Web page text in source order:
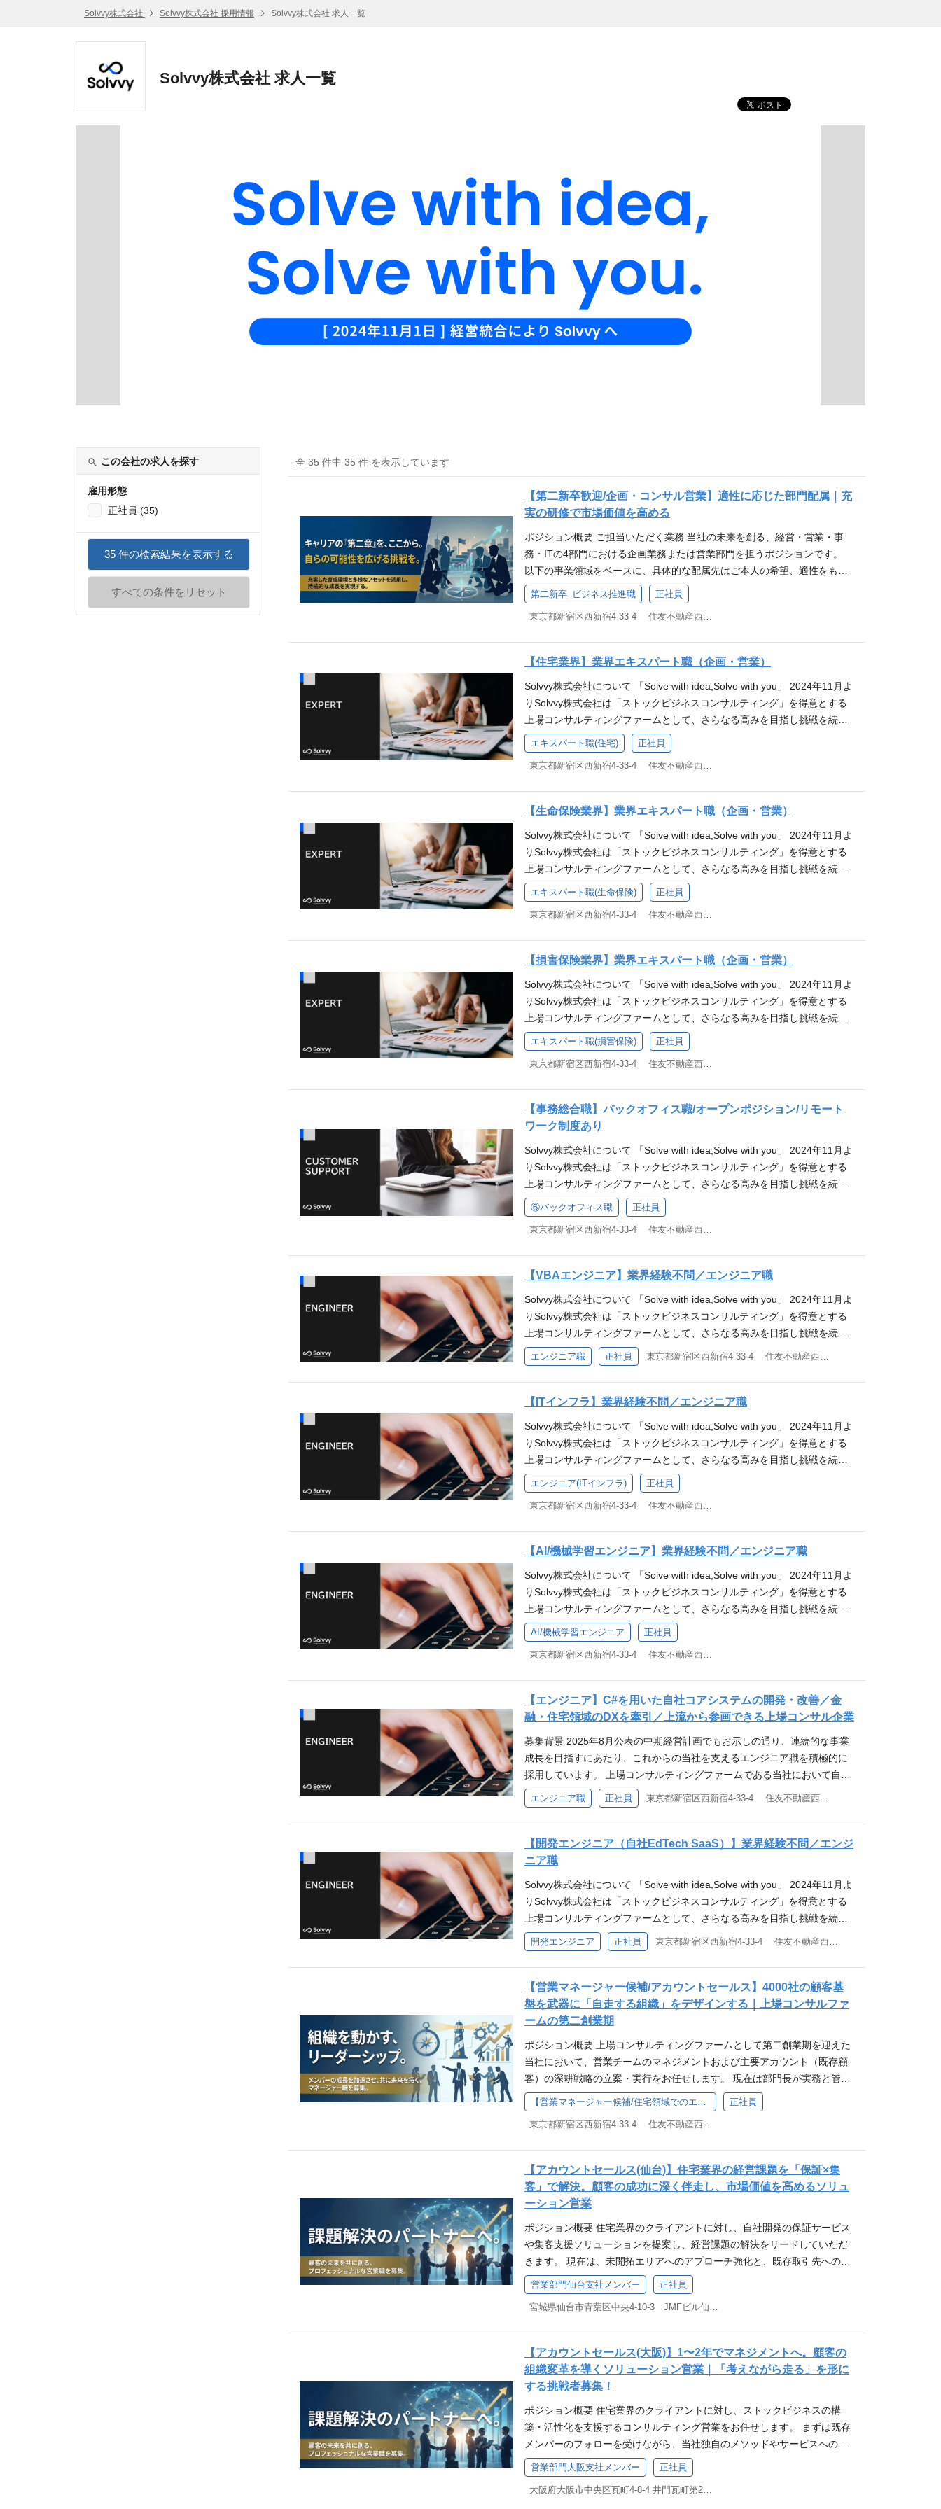
Solvvy株式会社 Solvvy株式会社 採用情報 Solvvy株式会社 求人一覧
Solvvy株式会社 求人一覧
この会社の求人を探す
雇用形態
正社員 (35)
35件の検索結果を表示する
すべての条件をリセット
全 35 件中 35 件 を表示しています
【第二新卒歓迎/企画・コンサル営業】適性に応じた部門配属｜充
実の研修で市場価値を高める
ポジション概要 ご担当いただく業務 当社の未来を創る、経営・営業・事
務・ITの4部門における企画業務または営業部門を担うポジションです。
以下の事業領域をベースに、具体的な配属先はご本人の希望、適性をもと
にご相談のうえで決定させていただきます。 ■経営企画 ・新規事業企画、
Fintechを活用した新規事業開発 ・事業計画策定、広報・IR関連 ・M&A／
アライアンス検討／CVC領域／グループ会社管理 等 ■営業企画 ・市場調
ケティング施策立案／分析 ・営業部門における事業計画策定、戦略立案
等 ■業務企画 ・社内業務効率化の企画／実行（RPA導入、生成系AI活用、
プロセス構築/分析 等） ・オペレーションに対するPDCA管理を通じた運営
／改善提案 等 ■IT企画 ・事業計画と連動したIT戦略の立案／実行 ・既存
データベースの改修を通じた全社ITリソースの最適化 等 ■コンサルティ
ング営業（BtoB） ・お客様のビジネス成長を最前線で支援するポジション
・フィールドセールス・アカウントセールス・インサイドセールス 等 過
去の配属事例 2020年卒 省庁出身：営業企画 2021年卒 証券会社出身：業
務企画 2023年卒 不動産会社出身：コンサルティング営業 2024年卒 大手
メーカー出身：事業推進 2025年卒 コンサルティングファーム出身：商品
リアアップモデル 当社は、祖業である保証サービスを軸に、豊富なサービ
スラインナップを持っています。 そのため、経営・営業・事務・ITなど幅
広い領域における企画・営業業務を通じて、根幹から事業を創造してビジ
ネスを推進する経験を積むことができます。 ※最初は先輩社員のサポート
保証サービス特有の「前受収益」を活用したビジネススキームにより、常
に潤沢なキャッシュフローを確保しています。 これらの資金を内部留保に
のが当社のカルチャーです。 この安定した経営基盤があるからこそ、守り
に入ることなく、新しいビジネス開発に大胆に投資を続けることが可能で
す。 大企業でもスタートアップ企業でも味わえない、Solvvyならではの
「サービスの企画・開発」そのものにリソースを集中できる環境で、存分
に挑戦してください。 ③専用のオンボーディングプログラム 当社では座学
す。 入社後はメインプロダクトである「保証ビジネスの理解」、および
「当社独自のコンサルティングビジネスの基礎」を実践的に学ぶ特別プロ
グラムからスタート。論理的思考、データ分析、資料作成など、一生モノ
や志向に合わせてカスタマイズした研修も用意しており、ビジネスパーソ
ンとしての視座を一気に引き上げます。 例） ・経営層へのプレゼンおよび
直接フィードバック ・社内業務の改善プロジェクトへの参画 ・コンサルテ
ィングビジネスの実践型トレーニング 等 その後、オンボーディングプロ
グラムの結果にて適性を判断し、本人意向も踏まえた本配属を行います。
できる行動力 ・論理的思考力と、社内外の関係者を巻き込むコミュニケー
ション能力 WANT ・第二新卒の方、または職務経験が5年未満の方（ポテ
ンシャル重視のため、企画・営業経験は問いません） ・プレゼンテーショ
ン能力／ビジネストレンドに対する、高い感度と洞察力／提案力 このよう
な方におすすめです ・未経験から企画職・コンサルタントへのキャリアチ
の柔軟性がある方 ・高度な経営課題に取り組む志、挑戦意欲のある方 ・優
住宅業界・保険関連・自社サービスなど、幅広い知識を意欲的に学べる方
・当社の指針「まだ世界になかった答えを、ともに」に共感いただける方
Solvvy株式会社について 「Solve with idea,Solve with you」 Solvvy株式会
社は、アフターサービス領域からクライアントのビジネスを支援する「ス
トックビジネスコンサルティング」という独自の領域を強みとし、住宅業
界を中心に、のべ4000社を超えるクライアントの課題解決を支援してきた
上場コンサルティングファームです。 クライアントが持つアイデアやリソ
ースだけでは対応できない様々な課題に対し、当社は自社開発のサービ
提案します。 なぜ「共創パートナー」と呼ばれるのか Solvvyのパーパスは
ンサルティングでもなく、業務を代行するだけのコンサルティングでもな
い、ロジカルな思考と同時に「人間味」を大切にし、「本気で伴走し、共
に成長する」、そのような思いを言語化したものです。 2024年11月の経
営統合により、私たちは第二創業期ともいえる変化の真っただ中にいま
超の顧客基盤という強力なアセットを持ちながらも、組織も事業もまだま
だ発展途上です。 成長を続けるビジネスフィールドで、自らの可能性を最
大限に活かしたい方、会社の成長と自分自身の成長をリンクさせ、未来を
「共創」したい方、ぜひ一緒に働きましょう！ Solvvy株式会社HP：https://
第二新卒_ビジネス推進職 正社員
【住宅業界】業界エキスパート職（企画・営業）
Solvvy株式会社について 「Solve with idea,Solve with you」 2024年11月よ
りSolvvy株式会社は「ストックビジネスコンサルティング」を得意とする
上場コンサルティングファームとして、さらなる高みを目指し挑戦を続け
ています。 国内マーケットの縮小や、顧客ニーズの多様化を踏まえ、フ
ロー型ビジネスからストック型ビジネスへの転換が企業戦略のトレンドと
なる中、アフターサービスを基点とした「ストックビジネスコンサルティ
ーやデベロッパーから中小工務店に至るまで、先進的な取組事例を有して
おり、のべ4000社超のご支援実績がございます。 クライアントが持つ
アイデアやリソースだけでは対応できない様々な課題に対し、当社は自社
開発のサービス・ソリューションを中心とした独自のメソッドで新たな課
題解決の形を提案します。 様々な課題に対応する豊富なアイデアで、と
もに考え、ともに解決することが私たちの使命であり、アイデンティティ
です。上から目線のコンサルティングでもなく、ビジネスライクな下請け
でもない。共創パートナーとして、喜怒哀楽をともにする存在でありたい
と考えています。 Solvvyの提供するソリューション 「SAaaSメソッド」
「SAaaS（Smart Assurance as a Service）」は、企業におけるストック
ッドです。 Assurance（保証） ‐ 製品（モノ）だけでなく、サービス/ビジ
ネス（コト）まで保証の提供範囲・手法を拡張し、制度を構築します。 Di
gital Marketing（デジタルマーケティング） ‐ 顧客データベースの構築と徹
底した鮮度向上により1to1マーケティングを実現します。 System Integrati
ビジネス遂行に欠かせない各種業務運営についてリアルとデジタルの両面
からサポートします。 Embedded Finance（組込型金融） ‐ ポイント/電子
マネー発行、クレジット機能提供などの最先端のエンベデットファイナン
住宅業界を中心にストックビジネス創出に必要な仕組化、顧客アプローチ
を通じた活性化および収益化を支援しています。 募集背景 2025年8月公表
の中期経営計画でもお示しの通り、連続的な事業成長を目指すにあたり、
住宅業界における豊富な経験、高い知見、ノウハウ、スキルをお持ちの人
材を募集します。 ■Solvvyについて：https://solvvy.co.jp ■採用サイト：http
s.net/doc/7320/tdnet/2675656/00.pdf 仕事内容 具体的な配属先はご本人の
希望、適性をもとにご相談のうえで決定させていただきます。 ■住宅リフ
提案、アレンジメント ・検査の結果をふまえたリフォーム提案、修繕に関
する営業業務 ・設備の保証対象内案件の、協力会社手配、調整 等 ■住宅
検査領域 ・住宅検査業務に関する各種オペレーション実施、協力会社・検
査員との調整 等 ■品質管理領域 ・住宅点検に関する品質保持・向上 –検
WANT ・調整力や折衝力のある方（日程調整や案件毎の進捗管理が必要で
あるため） ・優れたコミュニケーションスキルとチームワーク ・主体性を
もって仕事に取り組み、知識を吸収する意欲のある方 ・リフォームやリノ
ベーションに関する知識、経験 ・建築士、施工管理技士の資格を持つ方 ・
保険業界で事故対応や査定業務、アジャスター経験のある方
エキスパート職(住宅) 正社員
【生命保険業界】業界エキスパート職（企画・営業）
Solvvy株式会社について 「Solve with idea,Solve with you」 2024年11月よ
りSolvvy株式会社は「ストックビジネスコンサルティング」を得意とする
上場コンサルティングファームとして、さらなる高みを目指し挑戦を続け
ています。 国内マーケットの縮小や、顧客ニーズの多様化を踏まえ、フロ
ー型ビジネスからストック型ビジネスへの転換が企業戦略のトレンドとな
る中、アフターサービスを基点とした「ストックビジネスコンサルティン
デベロッパーから中小工務店に至るまで、先進的な取組事例を有してお
り、のべ4000社超のご支援実績がございます。 クライアントが持つアイデ
アやリソースだけでは対応できない様々な課題に対し、当社は自社開発の
サービス・ソリューションを中心とした独自のメソッドで新たな課題解決
の形を提案します。 様々な課題に対応する豊富なアイデアで、ともに考
え、ともに解決することが私たちの使命であり、アイデンティティです。
上から目線のコンサルティングでもなく、ビジネスライクな下請けでもな
い。共創パートナーとして、喜怒哀楽をともにする存在でありたいと考え
ています。 Solvvyの提供するソリューション 「SAaaSメソッド」 仕事内
容「SAaaS（Smart Assurance as a Service）」は、企業におけるストッ
クビジネスの成長を包括的にサポートするために進化したSolvvy独自のメ
ジネス（コト）まで保証の提供範囲・手法を拡張し、制度を構築します。
Digital Marketing（デジタルマーケティング） ‐ 顧客データベースの構築と
徹底した鮮度向上により1to1マーケティングを実現します。 System Integr
ation（システム開発） ‐ 既存システム改修から最先端技術開発まであらゆ
からサポートします。 Embedded Finance（組込型金融） ‐ ポイント/電子
マネー発行、クレジット機能提供などの最先端のエンベデットファイナン
住宅業界を中心にストックビジネス創出に必要な仕組化、顧客アプローチ
を通じた活性化および収益化を支援しています。 募集背景 2025年8月公表
の中期経営計画でもお示しの通り、連続的な事業成長を目指すにあたり、
生命保険業界における豊富な経験、高い知見、ノウハウ、スキルをお持ち
eir-parts.net/doc/7320/tdnet/2675656/00.pdf 仕事内容 具体的な配属先はご
本人の希望、適性をもとにご相談のうえで決定させていただきます。 ■セ
ールス領域 ・クライアントへの課題ヒアリング ・商談資料作成（powerpo
int/googleスライド等を使用） ・新規クライアント商談（当社の各種ソリ
ューションを組み合わせた提案） ・先方担当者/決裁者/経営層との継続し
たコミュニケーションによる関係構築 ・増収増益に向けたアップセル、ク
ロスセル提案 ・成功事例の収集/展開、プロダクトへのフィードバック 等
応募要件 MUST ・基本的なPCスキル(word/excel/powerpoint) ・5年以上の
生命保険に関する業務経験 WANT ・エンタープライズ領域における営業経
験者 ・論理的思考、定量的思考、分析的思考に加え、思考の柔軟性がある
方 ・高度な経営課題に取り組む志、挑戦意欲 ・優れたコミュニケーション
スキルとチームワーク
エキスパート職(生命保険) 正社員
【損害保険業界】業界エキスパート職（企画・営業）
Solvvy株式会社について 「Solve with idea,Solve with you」 2024年11月よ
りSolvvy株式会社は「ストックビジネスコンサルティング」を得意とする
上場コンサルティングファームとして、さらなる高みを目指し挑戦を続け
ています。 国内マーケットの縮小や、顧客ニーズの多様化を踏まえ、フロ
ー型ビジネスからストック型ビジネスへの転換が企業戦略のトレンドとな
る中、アフターサービスを基点とした「ストックビジネスコンサルティン
デベロッパーから中小工務店に至るまで、先進的な取組事例を有してお
り、のべ4000社超のご支援実績がございます。 クライアントが持つアイデ
アやリソースだけでは対応できない様々な課題に対し、当社は自社開発の
サービス・ソリューションを中心とした独自のメソッドで新たな課題解決
の形を提案します。 様々な課題に対応する豊富なアイデアで、ともに考
え、ともに解決することが私たちの使命であり、アイデンティティです。
上から目線のコンサルティングでもなく、ビジネスライクな下請けでもな
い。共創パートナーとして、喜怒哀楽をともにする存在でありたいと考え
ています。 Solvvyの提供するソリューション 「SAaaSメソッド」 仕事内
容「SAaaS（Smart Assurance as a Service）」は、企業におけるストッ
クビジネスの成長を包括的にサポートするために進化したSolvvy独自のメ
ジネス（コト）まで保証の提供範囲・手法を拡張し、制度を構築します。
Digital Marketing（デジタルマーケティング） ‐ 顧客データベースの構築と
徹底した鮮度向上により1to1マーケティングを実現します。 System Integr
ation（システム開発） ‐ 既存システム改修から最先端技術開発まであらゆ
からサポートします。 Embedded Finance（組込型金融） ‐ ポイント/電子
マネー発行、クレジット機能提供などの最先端のエンベデットファイナン
スを提供します。 保証をはじめとした各種ソリューションを組み合わせ、
住宅業界を中心にストックビジネス創出に必要な仕組化、顧客アプローチ
を通じた活性化および収益化を支援しています。 募集背景 2025年8月公表
の中期経営計画でもお示しの通り、連続的な事業成長を目指すにあたり、
損害保険業界における豊富な経験、高い知見、ノウハウ、スキルをお持ち
eir-parts.net/doc/7320/tdnet/2675656/00.pdf 仕事内容 具体的な配属先はご
本人の希望、適性をもとにご相談のうえで決定させていただきます。 ■セ
ールス領域 ・クライアントへの課題ヒアリング ・商談資料作成（powerpo
int/googleスライド等を使用） ・新規クライアント商談（当社の各種ソリ
ューションを組み合わせた提案） ・先方担当者/決裁者/経営層との継続し
たコミュニケーションによる関係構築 ・増収増益に向けたアップセル、ク
ロスセル提案 ・成功事例の収集/展開、プロダクトへのフィードバック 等
応募要件 MUST ・基本的なPCスキル(word/excel/powerpoint) ・5年以上の
損害保険に関する業務経験 WANT ・エンタープライズ領域における営業経
験者 ・論理的思考、定量的思考、分析的思考に加え、思考の柔軟性がある
方 ・高度な経営課題に取り組む志、挑戦意欲 ・優れたコミュニケーション
スキルとチームワーク
エキスパート職(損害保険) 正社員
【事務総合職】バックオフィス職/オープンポジション/リモート
ワーク制度あり
Solvvy株式会社について 「Solve with idea,Solve with you」 2024年11月よ
りSolvvy株式会社は「ストックビジネスコンサルティング」を得意とする
上場コンサルティングファームとして、さらなる高みを目指し挑戦を続け
ています。 国内マーケットの縮小や、顧客ニーズの多様化を踏まえ、フ
ロー型ビジネスからストック型ビジネスへの転換が企業戦略のトレンドと
なる中、アフターサービスを基点とした「ストックビジネスコンサルティ
ーやデベロッパーから中小工務店に至るまで、先進的な取組事例を有して
おり、のべ4000社超のご支援実績がございます。 クライアントが持つ
アイデアやリソースだけでは対応できない様々な課題に対し、当社は自社
開発のサービス・ソリューションを中心とした独自のメソッドで新たな課
題解決の形を提案します。 様々な課題に対応する豊富なアイデアで、と
もに考え、ともに解決することが私たちの使命であり、アイデンティティ
です。上から目線のコンサルティングでもなく、ビジネスライクな下請け
でもない。共創パートナーとして、喜怒哀楽をともにする存在でありたい
と考えています。 Solvvyの提供するソリューション 「SAaaSメソッド」
「SAaaS（Smart Assurance as a Service）」は、企業におけるストック
ビジネスの成長を包括的にサポートするために進化したSolvvy独自のメソ
ッドです。 Assurance（保証） ‐ 製品（モノ）だけでなく、サービス/ビジ
gital Marketing（デジタルマーケティング） ‐ 顧客データベースの構築と徹
底した鮮度向上により1to1マーケティングを実現します。 System Integrati
ビジネス遂行に欠かせない各種業務運営についてリアルとデジタルの両面
からサポートします。 Embedded Finance（組込型金融） ‐ ポイント/電子
マネー発行、クレジット機能提供などの最先端のエンベデットファイナン
スを提供します。 保証をはじめとした各種ソリューションを組み合わせ、
住宅業界を中心にストックビジネス創出に必要な仕組化、顧客アプローチ
を通じた活性化および収益化を支援しています。 募集背景 2025年8月公表
の中期経営計画でもお示しの通り、連続的な事業成長を目指すにあたり、
o.jp/ ■新たな中期経営計画について：https://ssl4.eir-parts.net/doc/7320/tdn
et/2675656/00.pdf 仕事内容 具体的な配属先はご本人の希望、適性をもと
にご相談のうえで決定させていただきます。 一部ポジションにおいては在
宅勤務が可能です。 ■一般事務 ・書類整理、ファイリング、伝票処理、デ
ータ入力、電話受付 ・業務改善、マニュアル作成 ・各種システムへの登録
や変更作業 等 ■営業事務 ・営業サポート全般、書類作成、資料送付、請
求書発行/送付 ・お客様の問い合わせ対応（電話/メール） ・実績集計業
務、データ抽出・加工 等 ■カスタマーサポート、物流管理 ・オーダー管
理、在庫管理、手配業務、問い合わせ対応 ・顧客要望に対するアレンジメ
ント、調整 ・日程調整、案件管理、カスタマーサポート 応募要件 MUST
3年以上） ・事務経験もしくは法人顧客の対応経験 WANT ・コミュニケー
ション能力のある方 ・チームワークを大切にできる方 ・学ぶ意欲や成長意
欲が高い方
⑥バックオフィス職 正社員
【VBAエンジニア】業界経験不問／エンジニア職
Solvvy株式会社について 「Solve with idea,Solve with you」 2024年11月よ
りSolvvy株式会社は「ストックビジネスコンサルティング」を得意とする
上場コンサルティングファームとして、さらなる高みを目指し挑戦を続け
ています。 国内マーケットの縮小や、顧客ニーズの多様化を踏まえ、フ
ロー型ビジネスからストック型ビジネスへの転換が企業戦略のトレンドと
なる中、アフターサービスを基点とした「ストックビジネスコンサルティ
ング」が当社の強みです。 特に住宅業界においては、大手ハウスメーカ
おり、のべ4000社超のご支援実績がございます。 クライアントが持つ
アイデアやリソースだけでは対応できない様々な課題に対し、当社は自社
開発のサービス・ソリューションを中心とした独自のメソッドで新たな課
題解決の形を提案します。 様々な課題に対応する豊富なアイデアで、と
もに考え、ともに解決することが私たちの使命であり、アイデンティティ
でもない。共創パートナーとして、喜怒哀楽をともにする存在でありたい
と考えています。 Solvvyの提供するソリューション 「SAaaSメソッド」
「SAaaS（Smart Assurance as a Service）」は、企業におけるストック
ビジネスの成長を包括的にサポートするために進化したSolvvy独自のメソ
ッドです。 Assurance（保証） ‐ 製品（モノ）だけでなく、サービス/ビジ
gital Marketing（デジタルマーケティング） ‐ 顧客データベースの構築と徹
底した鮮度向上により1to1マーケティングを実現します。 System Integrati
ビジネス遂行に欠かせない各種業務運営についてリアルとデジタルの両面
からサポートします。 Embedded Finance（組込型金融） ‐ ポイント/電子
マネー発行、クレジット機能提供などの最先端のエンベデットファイナン
スを提供します。 保証をはじめとした各種ソリューションを組み合わせ、
住宅業界を中心にストックビジネス創出に必要な仕組化、顧客アプローチ
を通じた活性化および収益化を支援しています。 募集背景 2025年8月公表
の中期経営計画でもお示しの通り、連続的な事業成長を目指すにあたり、
vvyについて：https://solvvy.co.jp ■採用サイト：https://recruit.solvvy.co.jp/
■新たな中期経営計画について：https://ssl4.eir-parts.net/doc/7320/tdnet/2
相談のうえで決定させていただきます。 ■VBAエンジニア（マネジメン
ト） ・AccessVBAシステムの開発を主体としたチームマネジメント ・SQ
Lのチューニングや自社基幹システムの保守運用・改修 ・システム開発、
データクレンジング、ヘルプデスク対応（インフラ以外） ・DXによる業務
効率化を見据えた機能追加、システムプロジェクト 応募要件 MUST ■VBA
エンジニア（マネジメント・マネジメント候補） ・チームマネージメント
経験（１年以上）またはマネージメント未経験だが興味がある ・何かしら
のプログラムの修正・改善経験（コーディング経験１年以上） ・データベ
ース利用経験（１年以上） ・バージョン管理の利用経験（Git、SVNなど）
WANT ・AccessVBA、MicrosftAzure、SQLServerの利用経験 人物像 ・プ
ログラミングが好きな方 ・自律的にタスクを推進できる方 ・環境の変化に
対して楽しみながら適応できる方 ・わからないことを自身で解決策を考
ムや事業に貢献したいという強い成長意欲のある方 ・正しく要件を理解す
るためのユーザー折衝に興味がある方 ・自ら手を動かすことが好きな方
エンジニア職 正社員
【ITインフラ】業界経験不問／エンジニア職
Solvvy株式会社について 「Solve with idea,Solve with you」 2024年11月よ
りSolvvy株式会社は「ストックビジネスコンサルティング」を得意とする
上場コンサルティングファームとして、さらなる高みを目指し挑戦を続け
ています。 国内マーケットの縮小や、顧客ニーズの多様化を踏まえ、フロ
ー型ビジネスからストック型ビジネスへの転換が企業戦略のトレンドとな
る中、アフターサービスを基点とした「ストックビジネスコンサルティン
デベロッパーから中小工務店に至るまで、先進的な取組事例を有してお
り、のべ4000社超のご支援実績がございます。 クライアントが持つアイデ
アやリソースだけでは対応できない様々な課題に対し、当社は自社開発の
サービス・ソリューションを中心とした独自のメソッドで新たな課題解決
の形を提案します。 様々な課題に対応する豊富なアイデアで、ともに考
え、ともに解決することが私たちの使命であり、アイデンティティです。
上から目線のコンサルティングでもなく、ビジネスライクな下請けでもな
い。共創パートナーとして、喜怒哀楽をともにする存在でありたいと考え
ています。 Solvvyの提供するソリューション 「SAaaSメソッド」 「SAaa
S（Smart Assurance as a Service）」は、企業におけるストックビジネス
の成長を包括的にサポートするために進化したSolvvy独自のメソッドで
（コト）まで保証の提供範囲・手法を拡張し、制度を構築します。 Digital
Marketing（デジタルマーケティング） ‐ 顧客データベースの構築と徹底し
た鮮度向上により1to1マーケティングを実現します。 System Integration
（システム開発） ‐ 既存システム改修から最先端技術開発まであらゆるシ
らサポートします。 Embedded Finance（組込型金融） ‐ ポイント/電子マ
ネー発行、クレジット機能提供などの最先端のエンベデットファイナンス
を提供します。 保証をはじめとした各種ソリューションを組み合わせ、住
宅業界を中心にストックビジネス創出に必要な仕組化、顧客アプローチを
通じた活性化および収益化を支援しています。 募集背景 2024年8月公表の
中期経営計画でもお示しの通り、連続的な事業成長を目指すにあたり、こ
れからの当社を担ってくれる方を積極的に採用していきます。 ■Solvvyに
な中期経営計画について：https://ssl4.eir-parts.net/doc/7320/tdnet/267565
6/00.pdf 仕事内容 業務詳細 ・各種システム、アカウントの設定/管理 ・社
内要望に対するシステムやサービスの選定/提案(資料作成) ・ベンダーコン
内ネットワークの構築/保守/トラブル対応 ・ヘルプデスクサポート ・キッ
ティング(PC,スマホ/タブレット等)サポートおよび台帳管理 ・インフラ業
務効率化の検討/実施 など 当社の社内インフラの仕事の魅力 ・事業会社で
自社インフラに関する幅広い経験を積むことができる （特定領域に特化す
るのではなく、インフラエンジニアのゼネラリスト） ・スピード感のある
環境で様々なプロジェクトを立ち上げられる ・業績堅調な上場企業で安定
して長期で働くことができる 応募要件 MUST ・なんらかのシステム管
理・システム機器管理業務に携わったことのある方 WANT ・下記のシステ
ム概要にあるシステムやアプリケーションに関する知識や資格の保有 └
Google Workspace └ Microsoft Azure ・音声系システム（PBXやモ
チームマネジメントの経験 歓迎スキル、経験 ・インフラリテラシーのない
方と目線をあわせてコミュニケーションをとることが好きな方 （ポイント
をおさえて、平易な言葉で端的に意思疎通できる方） ・環境の変化に対し
てアジャイル的な動きで改善することが好きな方 ・一般的な社内インフラ
エンジニア(ITインフラ) 正社員
【AI/機械学習エンジニア】業界経験不問／エンジニア職
Solvvy株式会社について 「Solve with idea,Solve with you」 2024年11月よ
りSolvvy株式会社は「ストックビジネスコンサルティング」を得意とする
上場コンサルティングファームとして、さらなる高みを目指し挑戦を続け
ています。 国内マーケットの縮小や、顧客ニーズの多様化を踏まえ、フロ
ー型ビジネスからストック型ビジネスへの転換が企業戦略のトレンドとな
る中、アフターサービスを基点とした「ストックビジネスコンサルティン
デベロッパーから中小工務店に至るまで、先進的な取組事例を有してお
り、のべ4000社超のご支援実績がございます。 クライアントが持つアイデ
アやリソースだけでは対応できない様々な課題に対し、当社は自社開発の
サービス・ソリューションを中心とした独自のメソッドで新たな課題解決
の形を提案します。 様々な課題に対応する豊富なアイデアで、ともに考
え、ともに解決することが私たちの使命であり、アイデンティティです。
上から目線のコンサルティングでもなく、ビジネスライクな下請けでもな
い。共創パートナーとして、喜怒哀楽をともにする存在でありたいと考え
ています。 Solvvyの提供するソリューション 「SAaaSメソッド」 「SAaa
S（Smart Assurance as a Service）」は、企業におけるストックビジネス
の成長を包括的にサポートするために進化したSolvvy独自のメソッドで
す。 Assurance（保証） ‐ 製品（モノ）だけでなく、サービス/ビジネス
（コト）まで保証の提供範囲・手法を拡張し、制度を構築します。 Digital
Marketing（デジタルマーケティング） ‐ 顧客データベースの構築と徹
on（システム開発） ‐ 既存システム改修から最先端技術開発まであらゆ
両面からサポートします。 Embedded Finance（組込型金融） ‐ ポイン
ト/電子マネー発行、クレジット機能提供などの最先端のエンベデットファ
イナンスを提供します。 保証をはじめとした各種ソリューションを組み合
わせ、住宅業界を中心にストックビジネス創出に必要な仕組化、顧客アプ
ローチを通じた活性化および収益化を支援しています。 募集背景 2025年8
月公表の中期経営計画でもお示しの通り、連続的な事業成長を目指すにあ
たり、これからの当社を支えるエンジニア職を積極的に採用していきま
す。 ■Solvvyについて：https://solvvy.co.jp ■採用サイト：https://recruit.sol
vvy.co.jp/ ■新たな中期経営計画について：https://ssl4.eir-parts.net/doc/732
は次期サービス開発につながる新たな価値を創出する役割を担っていただ
きます。特に、 自然言語処理（文字・音声）を中心とした開発実務をお任
せします。 具体的には、以下のような業務に携わっていただきます。 大規
たAIモデルの開発・改善 既存サービスのAI機能の改善、パフォーマンスチ
ューニング 新規サービスの企画、技術選定、設計、実装 最新のAI論文や技
術動向の調査・サービスへの応用 応募要件 MUST 広義のAI/機械学習に関
する知識・経験 機械学習モデルの実務開発経験 Pythonを用いた開発経験 T
ensorFlow、PyTorch、scikit-learnなどの機械学習フレームワークの利用経
験 チームでの開発経験（Gitなどを利用したバージョン管理の経験） WAN
T 自然言語処理（NLP）の実務開発経験 音声処理に関する知識・経験 大規
模データセットを用いた機械学習モデルの学習・チューニング経験 AWS S
agemaker、Azure ML、GCP AI PlatformなどのクラウドAIサービスの利用
経験 コンテナ技術（Dockerなど）やオーケストレーションツール（Kuber
ネス要件を理解し、技術で解決に導いた経験 求める人物像 自律的にタスク
を推進できる方 プレッシャーに強く、期限のある要求にも柔軟に対応でき
る方 技術トレンドに常にアンテナを張り、新しい技術の学習に意欲的な方
自身の専門性を活かし、チームや事業に貢献したいという強い成長意欲の
AI/機械学習エンジニア 正社員
【エンジニア】C#を用いた自社コアシステムの開発・改善／金
融・住宅領域のDXを牽引／上流から参画できる上場コンサル企業
募集背景 2025年8月公表の中期経営計画でもお示しの通り、連続的な事業
成長を目指すにあたり、これからの当社を支えるエンジニア職を積極的に
採用しています。 上場コンサルティングファームである当社において自社
の中核事業を支えるコアシステムの重要性が急増しています。今後の事業
拡大や新規サービスの立ち上げを見据え、C#を用いた自社システムの開
発・改善をリードしていただけるエンジニアを募集します。 ■Solvvyにつ
いて：https://solvvy.co.jp ■採用サイト：https://recruit.solvvy.co.jp/ ■新たな
中期経営計画について：https://ssl4.eir-parts.net/doc/7320/tdnet/2675656/
開発・改善をお任せします。具体的には、以下のような業務に携わってい
ただきます。 ■C# を用いた社内外サービスの開発・運用、機能追加
・新規サービスの技術検証、設計、実装 ・既存システムのパフォー
マンス改善、安定化 ■チームメンバーと連携した開発プロセス改善 応募要
を用いた開発経験 ・NET Framework、または.NET Core / .NET 5以降を利
用した開発経験 ・RDB（SQL Server, PostgreSQL, MySQLなど）の設計・
開発経験 ・クラウドサービス（AWS, Azure, GCPなど）の利用経験 ・マイ
クロサービス、DDD（ドメイン駆動設計）などの設計思想に基づいた開発
経験 ・フロントエンド技術（JavaScript、TypeScript、Reactなど）に関す
る知識 働く環境とキャリアパス 私たちは、エンジニアが最大限のパフォー
マンスを発揮できるよう、以下の環境を整えています。 キャリアパスの多
様性 マネジメントを志向する方にはマネジメントコース 、技術を極めたい
方にはエキスパートコースなど、個々の志向に合わせたキャリアパスを用
ンシーをまとめたスキルマップと、MBO（目標管理制度）を組み合わせた
エンジニア専用の評価制度で、あなたの成長を公正に評価します。 充実し
たフォロー体制 プロジェクトごとに専任のマネージャーがアサインされる
ため、業務で困ったことやキャリアの相談など、きめ細やかなサポートを
受けられます。 多彩なプロジェクト 社内開発から受託開発、サービス開
発、さらにはAIやブレインテックといったR&D（研究開発）まで、幅広い
プロジェクトに挑戦できます。様々な経験を積みたい方には最適な環境で
す。 自由度の高い開発環境 開発効率を重視しており、ノートPCと27イン
チモニターを標準で貸与しています。また、より良いツールや技術の導入
も積極的に検討・推進しており、エンジニアの意見が反映されやすい文化
ェクトごとに出社頻度は相違あり） Solvvy株式会社について 「Solve with i
dea,Solve with you」 2024年11月よりSolvvy株式会社は「ストックビジネ
スコンサルティング」を得意とする上場コンサルティングファームとし
や、顧客ニーズの多様化を踏まえ、フロー型ビジネスからストック型ビジ
ネスへの転換が企業戦略のトレンドとなる中、アフターサービスを基点と
した「ストックビジネスコンサルティング」が当社の強みです。 特に住宅
業界においては、大手ハウスメーカーやデベロッパーから中小工務店に至
るまで、先進的な取組事例を有しており、のべ4000社超のご支援実績がご
ざいます。 クライアントが持つアイデアやリソースだけでは対応できない
エンジニア職 正社員
【開発エンジニア（自社EdTech SaaS）】業界経験不問／エンジ
ニア職
Solvvy株式会社について 「Solve with idea,Solve with you」 2024年11月よ
りSolvvy株式会社は「ストックビジネスコンサルティング」を得意とする
上場コンサルティングファームとして、さらなる高みを目指し挑戦を続け
ています。 国内マーケットの縮小や、顧客ニーズの多様化を踏まえ、フロ
ー型ビジネスからストック型ビジネスへの転換が企業戦略のトレンドとな
る中、アフターサービスを基点とした「ストックビジネスコンサルティン
グ」が当社の強みです。 特に住宅業界においては、大手ハウスメーカーや
デベロッパーから中小工務店に至るまで、先進的な取組事例を有してお
り、のべ4000社超のご支援実績がございます。 クライアントが持つアイデ
サービス・ソリューションを中心とした独自のメソッドで新たな課題解決
の形を提案します。 様々な課題に対応する豊富なアイデアで、ともに考
え、ともに解決することが私たちの使命であり、アイデンティティです。
上から目線のコンサルティングでもなく、ビジネスライクな下請けでもな
い。共創パートナーとして、喜怒哀楽をともにする存在でありたいと考え
S（Smart Assurance as a Service）」は、企業におけるストックビジネス
の成長を包括的にサポートするために進化したSolvvy独自のメソッドで
す。 Assurance（保証） ‐ 製品（モノ）だけでなく、サービス/ビジネス
（コト）まで保証の提供範囲・手法を拡張し、制度を構築します。 Digital
Marketing（デジタルマーケティング） ‐ 顧客データベースの構築と徹底し
た鮮度向上により1to1マーケティングを実現します。 System Integration
（システム開発） ‐ 既存システム改修から最先端技術開発まであらゆるシ
ジネス遂行に欠かせない各種業務運営についてリアルとデジタルの両面か
らサポートします。 Embedded Finance（組込型金融） ‐ ポイント/電子マ
宅業界を中心にストックビジネス創出に必要な仕組化、顧客アプローチを
通じた活性化および収益化を支援しています。 募集背景 2025年8月公表の
中期経営計画でもお示しの通り、連続的な事業成長を目指すにあたり、 こ
れからの当社を担う20～30代層を中心に積極的に採用していきます。 ■Sol
vvyについて：https://solvvy.co.jp ■採用サイト：https://recruit.solvvy.co.jp/
■新たな中期経営計画について：https://ssl4.eir-parts.net/doc/7320/tdnet/2
675656/00.pdf 仕事内容 会員管理、講座管理などを行う自社開発のクラウ
ド型スクール管理システム『MyClass』の開発・運用・改善をお任せしま
す。 具体的には、以下のような業務に携わっていただきます。 ・Java
開発エンジニア 正社員
【営業マネージャー候補/アカウントセールス】4000社の顧客基
盤を武器に「自走する組織」をデザインする｜上場コンサルファ
ームの第二創業期
ポジション概要 上場コンサルティングファームとして第二創業期を迎えた
当社において、営業チームのマネジメントおよび主要アカウント（既存顧
客）の深耕戦略の立案・実行をお任せします。 現在は部門長が実務と管理
を兼務しており、組織のさらなる拡大には「メンバーを育成し、自走させ
る仕組み作り」が不可欠です。単なるプレイングマネージャーではなく、
チーム全体の生産性を引き上げ、次世代のリーダーを輩出する「組織のエ
ト戦略の立案・推進： 担当チームが持つ主要顧客に対し、中長期的なリレ
ーション構築とアップセル・クロスセルの戦略を立て、実行を管理しま
す。 ■ メンバーのコーチング・OJT： 商談同行や1on1を通じ、メンバー
個々の課題に合わせたフィードバックを行い、営業スキルの底上げを図り
ます。 ■ 組織課題の解決と仕組み化： 営業プロセスの改善や、新しい営業
手法・ITツール（AI活用等）の導入検討など、チームがより効率的に成果
を出せる環境を整備します。 本ポジションのやりがい 「教える」を超えた
「組織開発」の経験 週の多くの時間をメンバーとの1on1や戦略会議に充て
ていただきます。個人のスキル向上だけでなく、「どうすればチームが自
走するか」という組織デザインの視点でマネジメントに没頭できる環境で
す。 大手クライアントへの高度なアカウント営業 住宅業界を中心としたの
べ4000社超の顧客基盤に対し、単発の売り切りではない「ストックビジネ
ス」の視点を用いた深い提案が可能です。経営層に近いカウンターパート
との折衝を通じて、ビジネスの本質に触れる手応えを感じられます。 上場
組織は今まさに変革の真っ只中です。このフェーズで1〜2年マネージャー
として実績を積むことで、複数チームを統括する部長職へのキャリアアッ
プも現実的な視野に入ります。 応募要件 MUST 法人営業経験（5年以上）
3名以上のチームマネジメント、またはプロジェクトリーダーの経験 目標
正社員
【アカウントセールス(仙台)】住宅業界の経営課題を「保証×集
客」で解決。顧客の成功に深く伴走し、市場価値を高めるソリュ
ーション営業
ポジション概要 住宅業界のクライアントに対し、自社開発の保証サービス
や集客支援ソリューションを提案し、経営課題の解決をリードしていただ
きます。 現在は、未開拓エリアへのアプローチ強化と、既存取引先へのフ
ォロー密度向上という重要なフェーズにあります。入社後は、先輩社員と
の同行を通じて顧客基盤を引き継ぎ、徐々に独り立ちを目指していただき
ます。 ご担当いただく業務 ■ 既存顧客の深耕・リレーション構築： 定期
す。 ■オーダーメイドのソリューション提案： 顧客の状況に合わせ「売上
向上（集客）」や「利益確保（業務負荷削減）」など、最適な施策を組み
合わせて提案します。 ■ 新規マーケットの開拓： 未開拓の企業に対し、当
社の強力なアセットを武器にアプローチを行います。 本ポジションのやり
がい 「売上」と「利益」の両面から経営を支える手応え 単なる商材売りで
はなく、保証や集客サービスを駆使して「いかにクライアントの業績を伸
ばすか」という経営視点の提案が可能です。局面に応じて柔軟に提案内容
をカスタマイズできるため、営業としての引き出しが飛躍的に広がりま
す。 圧倒的な製品力による「成功体験」の積み重ね 特に主力である保証サ
ービスは、競合他社と比較してもサービスレベルが高く、自信を持って提
営業部門仙台支社メンバー 正社員
【アカウントセールス(大阪)】1〜2年でマネジメントへ。顧客の
組織変革を導くソリューション営業｜「考えながら走る」を形に
する挑戦者募集！
ポジション概要 住宅業界のクライアントに対し、ストックビジネスの構
築・活性化を支援するコンサルティング営業をお任せします。 まずは既存
メンバーのフォローを受けながら、当社独自のメソッドやサービスへの理
解を深めていただきます。担当事業者の引き継ぎ後は、各社の課題に合わ
せた提案資料の作成や商談を通じ、深い信頼関係を築いていく役割です。
ご担当いただく業務 ■ サービス理解とクライアントの引き継ぎ： 当社独自
営業部門大阪支社メンバー 正社員